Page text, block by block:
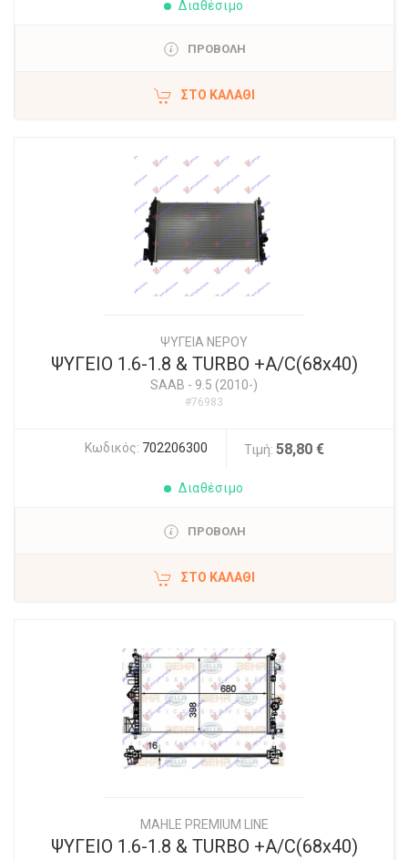
Διαθέσιμο
ΠΡΟΒΟΛΗ
ΣΤΟ ΚΑΛΆΘΙ
ΨΥΓΕΙΑ ΝΕΡΟΥ
ΨΥΓΕΙΟ 1.6-1.8 & TURBO +A/C(68x40)
SAAB - 9.5 (2010-)
#76983
Κωδικός: 702206300 Τιμή: 58,80 €
Διαθέσιμο
ΠΡΟΒΟΛΗ
ΣΤΟ ΚΑΛΆΘΙ
MAHLE PREMIUM LINE
ΨΥΓΕΙΟ 1.6-1.8 & TURBO +A/C(68x40)